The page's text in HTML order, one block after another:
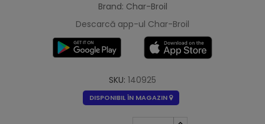
Brand: Char-Broil
Descarcă app-ul Char-Broil
SKU: 140925
DISPONIBIL ÎN MAGAZIN